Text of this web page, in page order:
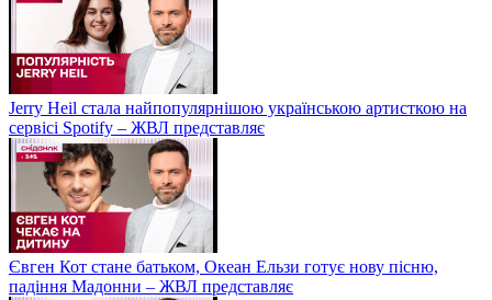
Jerry Heil стала найпопулярнішою українською артисткою на
сервісі Spotify – ЖВЛ представляє
Євген Кот стане батьком, Океан Ельзи готує нову пісню,
падіння Мадонни – ЖВЛ представляє